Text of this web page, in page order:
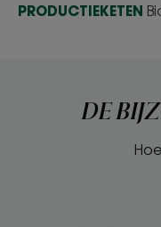
PRODUCTIEKETEN
DE